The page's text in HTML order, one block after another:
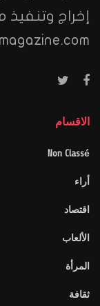
إخراج
الاقسام
Non Classé
أراء
اقتصاد
الألعاب
المرأة
ثقافة